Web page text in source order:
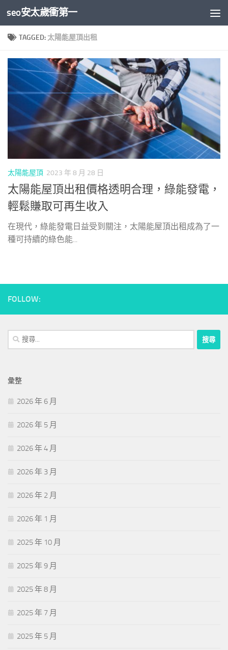
Skip to content
seo安太歲衝第一
TAGGED: 太陽能屋頂出租
太陽能屋頂 2023 年 8 月 28 日
太陽能屋頂出租價格透明合理，綠能發電，
輕鬆賺取可再生收入
在現代，綠能發電日益受到關注，太陽能屋頂出租成為了一
種可持續的綠色能...
FOLLOW:
搜
尋
字:
彙整
2026 年 6 月
2026 年 5 月
2026 年 4 月
2026 年 3 月
2026 年 2 月
2026 年 1 月
2025 年 10 月
2025 年 9 月
2025 年 8 月
2025 年 7 月
2025 年 5 月